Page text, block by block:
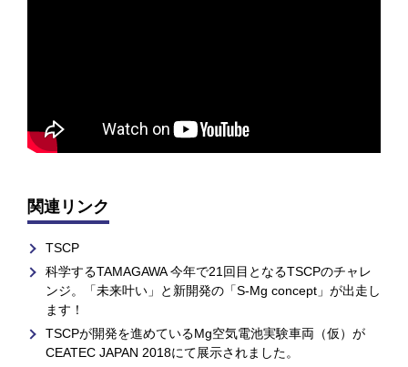
関連リンク
TSCP
科学するTAMAGAWA 今年で21回目となるTSCPのチャレ
ンジ。「未来叶い」と新開発の「S-Mg concept」が出走し
ます！
TSCPが開発を進めているMg空気電池実験車両（仮）が
CEATEC JAPAN 2018にて展示されました。